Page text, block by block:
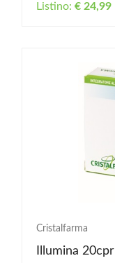
Listino: € 24,99
Cristalfarma
Illumina 20cpr